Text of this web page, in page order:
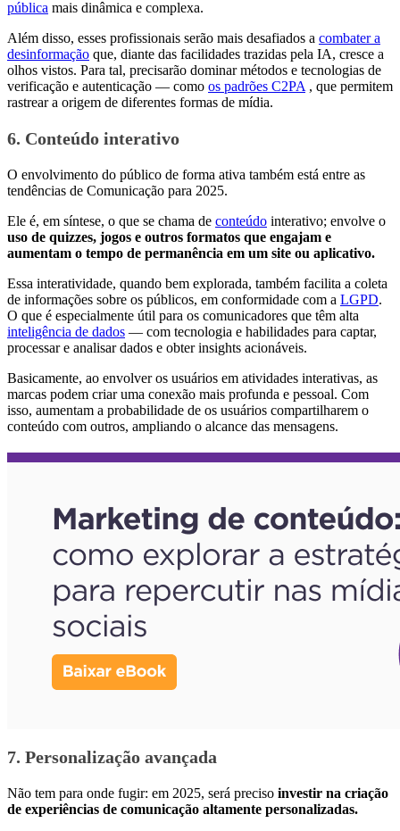
pública mais dinâmica e complexa.
Além disso, esses profissionais serão mais desafiados a combater a
desinformação que, diante das facilidades trazidas pela IA, cresce a
olhos vistos. Para tal, precisarão dominar métodos e tecnologias de
verificação e autenticação — como os padrões C2PA , que permitem
rastrear a origem de diferentes formas de mídia.
6. Conteúdo interativo
O envolvimento do público de forma ativa também está entre as
tendências de Comunicação para 2025.
Ele é, em síntese, o que se chama de conteúdo interativo; envolve o
uso de quizzes, jogos e outros formatos que engajam e
aumentam o tempo de permanência em um site ou aplicativo.
Essa interatividade, quando bem explorada, também facilita a coleta
de informações sobre os públicos, em conformidade com a LGPD.
O que é especialmente útil para os comunicadores que têm alta
inteligência de dados — com tecnologia e habilidades para captar,
processar e analisar dados e obter insights acionáveis.
Basicamente, ao envolver os usuários em atividades interativas, as
marcas podem criar uma conexão mais profunda e pessoal. Com
isso, aumentam a probabilidade de os usuários compartilharem o
conteúdo com outros, ampliando o alcance das mensagens.
7. Personalização avançada
Não tem para onde fugir: em 2025, será preciso investir na criação
de experiências de comunicação altamente personalizadas.